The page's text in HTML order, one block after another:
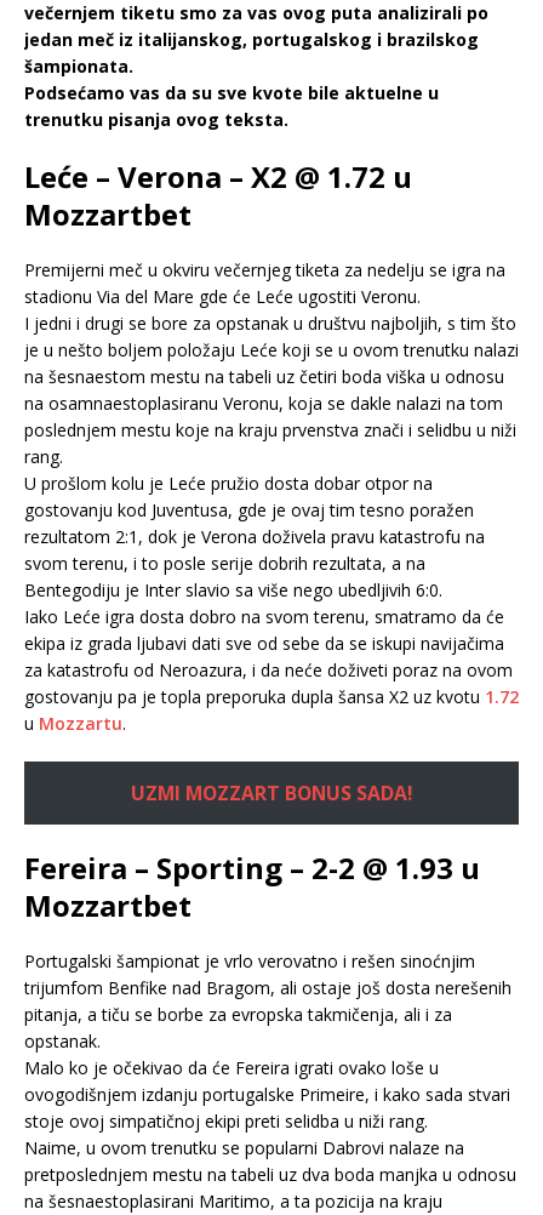
večernjem tiketu smo za vas ovog puta analizirali po
jedan meč iz italijanskog, portugalskog i brazilskog
šampionata.
Podsećamo vas da su sve kvote bile aktuelne u
trenutku pisanja ovog teksta.
Leće – Verona – X2 @ 1.72 u
Mozzartbet
Premijerni meč u okviru večernjeg tiketa za nedelju se igra na
stadionu Via del Mare gde će Leće ugostiti Veronu.
I jedni i drugi se bore za opstanak u društvu najboljih, s tim što
je u nešto boljem položaju Leće koji se u ovom trenutku nalazi
na šesnaestom mestu na tabeli uz četiri boda viška u odnosu
na osamnaestoplasiranu Veronu, koja se dakle nalazi na tom
poslednjem mestu koje na kraju prvenstva znači i selidbu u niži
rang.
U prošlom kolu je Leće pružio dosta dobar otpor na
gostovanju kod Juventusa, gde je ovaj tim tesno poražen
rezultatom 2:1, dok je Verona doživela pravu katastrofu na
svom terenu, i to posle serije dobrih rezultata, a na
Bentegodiju je Inter slavio sa više nego ubedljivih 6:0.
Iako Leće igra dosta dobro na svom terenu, smatramo da će
ekipa iz grada ljubavi dati sve od sebe da se iskupi navijačima
za katastrofu od Neroazura, i da neće doživeti poraz na ovom
gostovanju pa je topla preporuka dupla šansa X2 uz kvotu 1.72
u Mozzartu.
UZMI MOZZART BONUS SADA!
Fereira – Sporting – 2-2 @ 1.93 u
Mozzartbet
Portugalski šampionat je vrlo verovatno i rešen sinoćnjim
trijumfom Benfike nad Bragom, ali ostaje još dosta nerešenih
pitanja, a tiču se borbe za evropska takmičenja, ali i za
opstanak.
Malo ko je očekivao da će Fereira igrati ovako loše u
ovogodišnjem izdanju portugalske Primeire, i kako sada stvari
stoje ovoj simpatičnoj ekipi preti selidba u niži rang.
Naime, u ovom trenutku se popularni Dabrovi nalaze na
pretposlednjem mestu na tabeli uz dva boda manjka u odnosu
na šesnaestoplasirani Maritimo, a ta pozicija na kraju